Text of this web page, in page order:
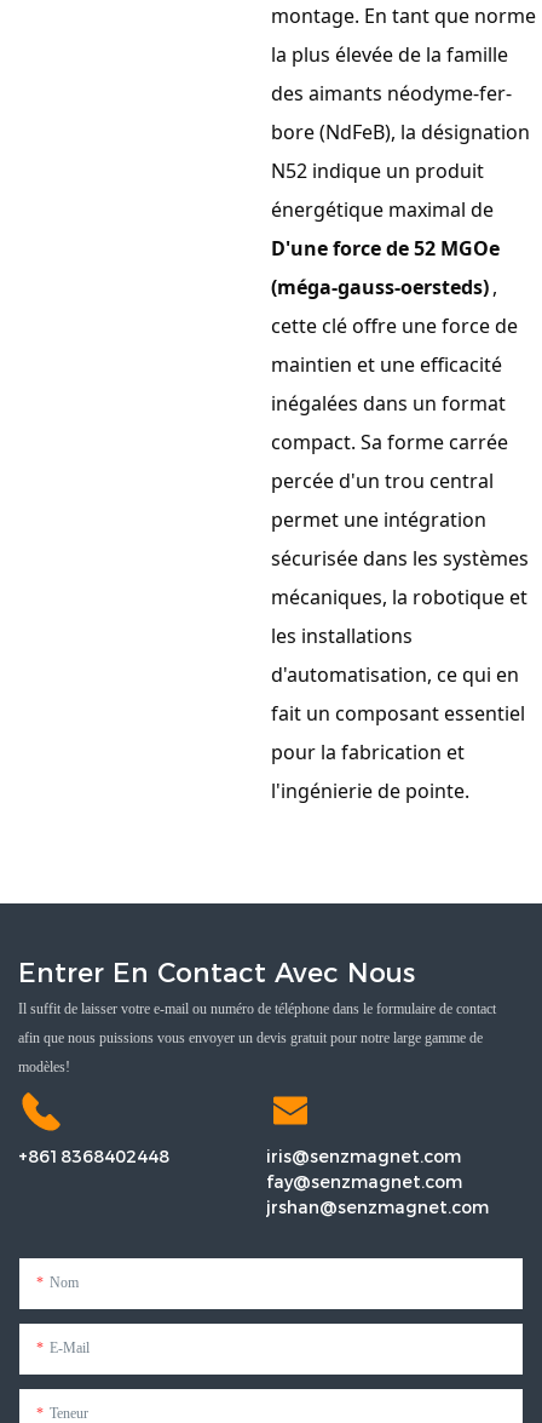
montage. En tant que norme
la plus élevée de la famille
des aimants néodyme-fer-
bore (NdFeB), la désignation
N52 indique un produit
énergétique maximal de
D'une force de 52 MGOe
(méga-gauss-oersteds),
cette clé offre une force de
maintien et une efficacité
inégalées dans un format
compact. Sa forme carrée
percée d'un trou central
permet une intégration
sécurisée dans les systèmes
mécaniques, la robotique et
les installations
d'automatisation, ce qui en
fait un composant essentiel
pour la fabrication et
l'ingénierie de pointe.
Entrer En Contact Avec Nous
Il suffit de laisser votre e-mail ou numéro de téléphone dans le formulaire de contact
afin que nous puissions vous envoyer un devis gratuit pour notre large gamme de
modèles!
+8618368402448
iris@senzmagnet.com
fay@senzmagnet.com
jrshan@senzmagnet.com
Nom
E-Mail
Teneur